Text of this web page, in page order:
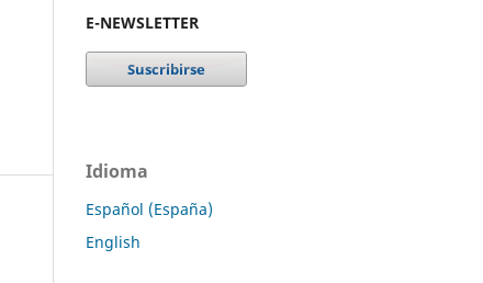
E-NEWSLETTER
Idioma
Español (España)
English